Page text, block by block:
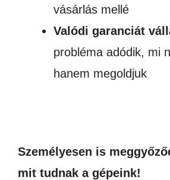
vásárlás mellé
Valódi garanciát
probléma adódik, mi
hanem megoldjuk
Személyesen is
mit tudnak a gépeink!